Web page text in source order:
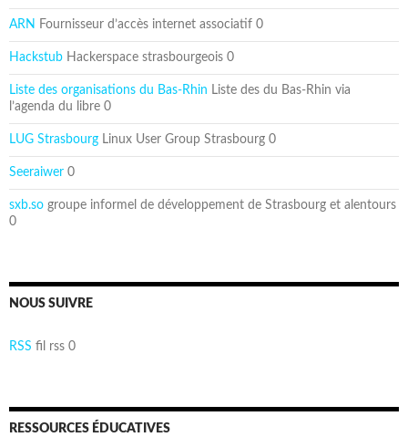
ARN Fournisseur d’accès internet associatif 0
Hackstub Hackerspace strasbourgeois 0
Liste des organisations du Bas-Rhin Liste des du Bas-Rhin via
l’agenda du libre 0
LUG Strasbourg Linux User Group Strasbourg 0
Seeraiwer 0
sxb.so groupe informel de développement de Strasbourg et alentours
0
NOUS SUIVRE
RSS fil rss 0
RESSOURCES ÉDUCATIVES